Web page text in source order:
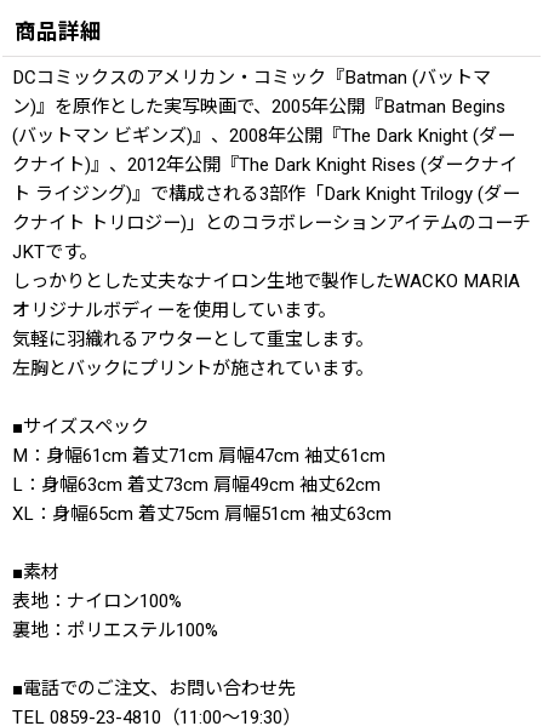
商品詳細
DCコミックスのアメリカン・コミック『Batman (バットマ
ン)』を原作とした実写映画で、2005年公開『Batman Begins
(バットマン ビギンズ)』、2008年公開『The Dark Knight (ダー
クナイト)』、2012年公開『The Dark Knight Rises (ダークナイ
ト ライジング)』で構成される3部作「Dark Knight Trilogy (ダー
クナイト トリロジー)」とのコラボレーションアイテムのコーチ
JKTです。
しっかりとした丈夫なナイロン生地で製作したWACKO MARIA
オリジナルボディーを使用しています。
気軽に羽織れるアウターとして重宝します。
左胸とバックにプリントが施されています。
■サイズスペック
M：身幅61cm 着丈71cm 肩幅47cm 袖丈61cm
L：身幅63cm 着丈73cm 肩幅49cm 袖丈62cm
XL：身幅65cm 着丈75cm 肩幅51cm 袖丈63cm
■素材
表地：ナイロン100%
裏地：ポリエステル100%
■電話でのご注文、お問い合わせ先
TEL 0859-23-4810（11:00〜19:30）